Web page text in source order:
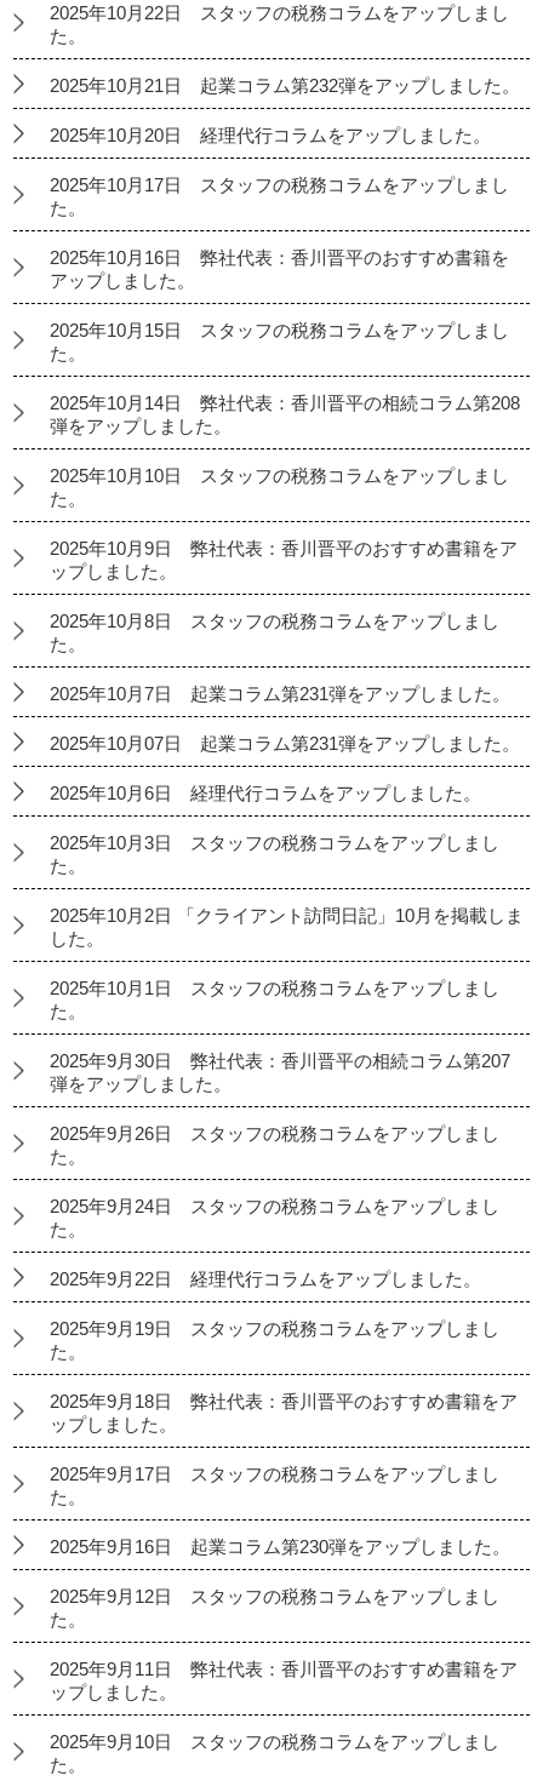
2025年10月22日 スタッフの税務コラムをアップしまし
た。
2025年10月21日 起業コラム第232弾をアップしました。
2025年10月20日 経理代行コラムをアップしました。
2025年10月17日 スタッフの税務コラムをアップしまし
た。
2025年10月16日 弊社代表：香川晋平のおすすめ書籍を
アップしました。
2025年10月15日 スタッフの税務コラムをアップしまし
た。
2025年10月14日 弊社代表：香川晋平の相続コラム第208
弾をアップしました。
2025年10月10日 スタッフの税務コラムをアップしまし
た。
2025年10月9日 弊社代表：香川晋平のおすすめ書籍をア
ップしました。
2025年10月8日 スタッフの税務コラムをアップしまし
た。
2025年10月7日 起業コラム第231弾をアップしました。
2025年10月07日 起業コラム第231弾をアップしました。
2025年10月6日 経理代行コラムをアップしました。
2025年10月3日 スタッフの税務コラムをアップしまし
た。
2025年10月2日 「クライアント訪問日記」10月を掲載しま
した。
2025年10月1日 スタッフの税務コラムをアップしまし
た。
2025年9月30日 弊社代表：香川晋平の相続コラム第207
弾をアップしました。
2025年9月26日 スタッフの税務コラムをアップしまし
た。
2025年9月24日 スタッフの税務コラムをアップしまし
た。
2025年9月22日 経理代行コラムをアップしました。
2025年9月19日 スタッフの税務コラムをアップしまし
た。
2025年9月18日 弊社代表：香川晋平のおすすめ書籍をア
ップしました。
2025年9月17日 スタッフの税務コラムをアップしまし
た。
2025年9月16日 起業コラム第230弾をアップしました。
2025年9月12日 スタッフの税務コラムをアップしまし
た。
2025年9月11日 弊社代表：香川晋平のおすすめ書籍をア
ップしました。
2025年9月10日 スタッフの税務コラムをアップしまし
た。